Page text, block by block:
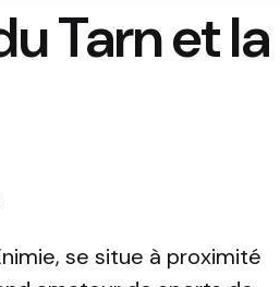
Tarn et la
se situe à proximité